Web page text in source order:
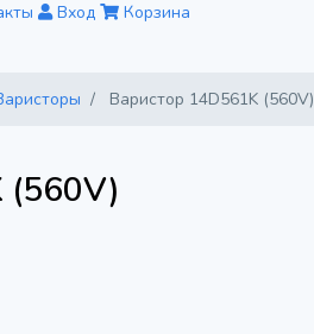
Вход Корзина
Варистор 14D561K (560V)
(560V)